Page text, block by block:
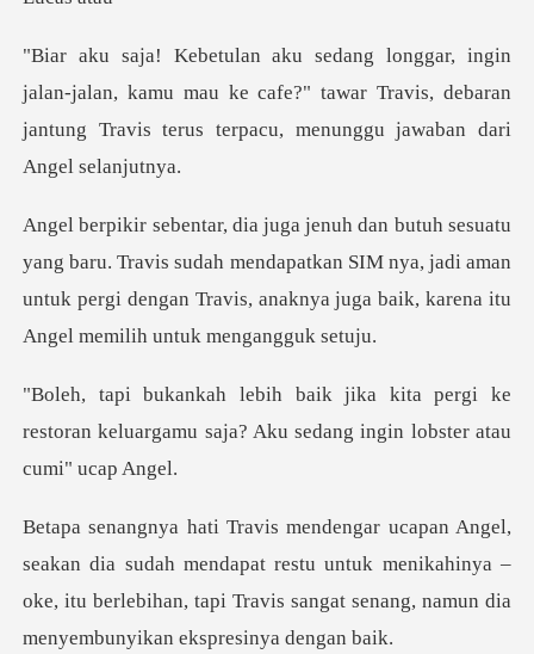
jalan, kamu mau ke cafe?" tawar Travis, debaran
jantung Tr
Travis sudah mendapatkan SIM nya, jadi aman
untuk pergi dengan Travis
a pergi ke
restoran keluargamu saja? Aku
ah mendapat restu untuk menikahinya –
oke, itu berlebihan, tapi Tra